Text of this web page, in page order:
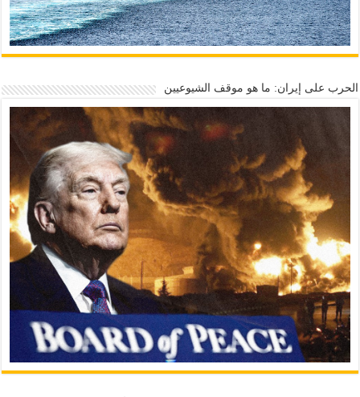
الحرب على إيران: ما هو موقف الشيوعيين